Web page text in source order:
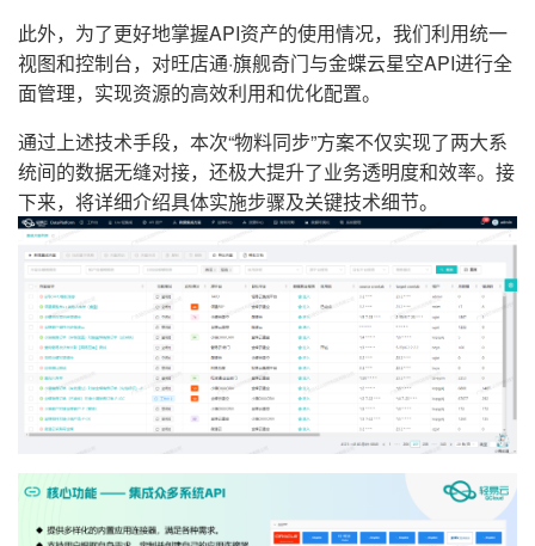
此外，为了更好地掌握API资产的使用情况，我们利用统一
视图和控制台，对旺店通·旗舰奇门与金蝶云星空API进行全
面管理，实现资源的高效利用和优化配置。
通过上述技术手段，本次“物料同步”方案不仅实现了两大系
统间的数据无缝对接，还极大提升了业务透明度和效率。接
下来，将详细介绍具体实施步骤及关键技术细节。